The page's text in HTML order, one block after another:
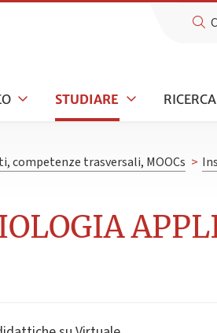
STUDIARE RICERCA
competenze trasversali, MOOCs >